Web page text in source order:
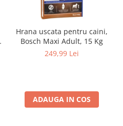
Hrana uscata pentru caini,
Bosch Maxi Adult, 15 Kg
249,99 Lei
ADAUGA IN COS